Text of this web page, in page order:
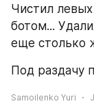
Чистил
ботом...
еще столько
Под раздачу
Samoilenko Yuri